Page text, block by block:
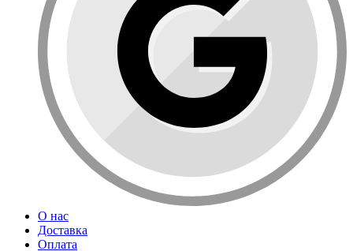
О нас
Доставка
Оплата